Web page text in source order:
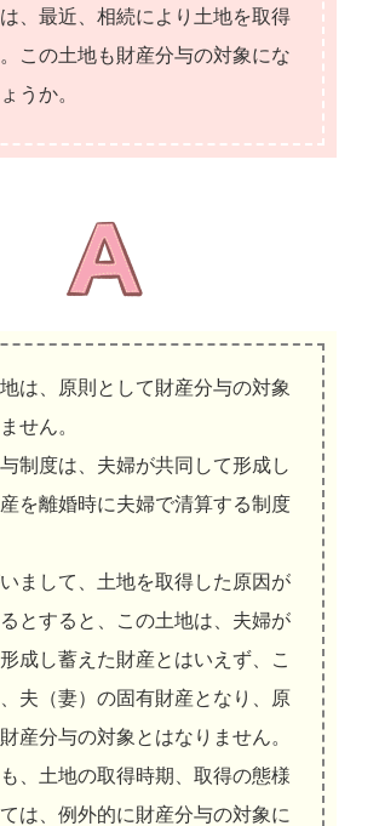
、最近、相続により土地を取得
この土地も財産分与の対象にな
うか。
は、原則として財産分与の対象
せん。
制度は、夫婦が共同して形成し
を離婚時に夫婦で清算する制度
まして、土地を取得した原因が
とすると、この土地は、夫婦が
成し蓄えた財産とはいえず、こ
夫（妻）の固有財産となり、原
産分与の対象とはなりません。
、土地の取得時期、取得の態様
は、例外的に財産分与の対象に